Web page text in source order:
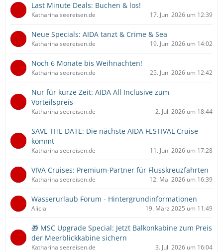
Last Minute Deals: Buchen & los!
Katharina seereisen.de 17. Juni 2026 um 12:39
Neue Specials: AIDA tanzt & Crime & Sea
Katharina seereisen.de 19. Juni 2026 um 14:02
Noch 6 Monate bis Weihnachten!
Katharina seereisen.de 25. Juni 2026 um 12:42
Nur für kurze Zeit: AIDA All Inclusive zum
Vorteilspreis
Katharina seereisen.de 2. Juli 2026 um 18:44
SAVE THE DATE: Die nächste AIDA FESTIVAL Cruise
kommt
Katharina seereisen.de 11. Juni 2026 um 17:28
VIVA Cruises: Premium-Partner für Flusskreuzfahrten
Katharina seereisen.de 12. Mai 2026 um 16:39
Wasserurlaub Forum - Hintergrundinformationen
Alicia 19. März 2025 um 11:49
🎁 MSC Upgrade Special: Jetzt Balkonkabine zum Preis
der Meerblickkabine sichern
Katharina seereisen.de 3. Juli 2026 um 16:04